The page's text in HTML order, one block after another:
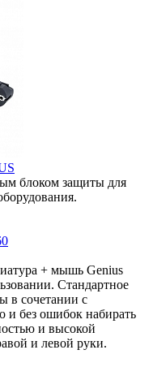
блоком защиты для
+ мышь Genius
Стандартное
в сочетании с
и без ошибок набирать
и высокой
и левой руки.